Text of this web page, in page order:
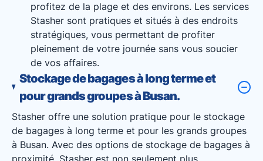
profitez de la plage et des environs. Les services
Stasher sont pratiques et situés à des endroits
stratégiques, vous permettant de profiter
pleinement de votre journée sans vous soucier
de vos affaires.
Stockage de bagages à long terme et
pour grands groupes à Busan.
Stasher offre une solution pratique pour le stockage
de bagages à long terme et pour les grands groupes
à Busan. Avec des options de stockage de bagages à
proximité, Stasher est non seulement plus